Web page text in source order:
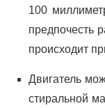
100
предпочесть
происходит
Двигатель
стиральной